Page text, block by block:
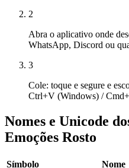
2
Abra o aplicativo onde
WhatsApp, Discord ou
3
Cole: toque e segure e
Ctrl+V (Windows) /
Nomes e Unicode
Emoções Rosto
Símbolo Nome